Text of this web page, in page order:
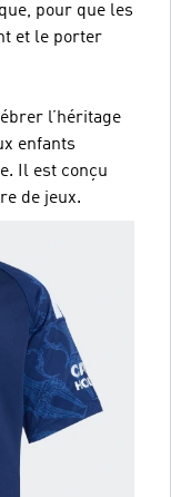
pour que les
et le porter
l’héritage
enfants
Il est conçu
de jeux.